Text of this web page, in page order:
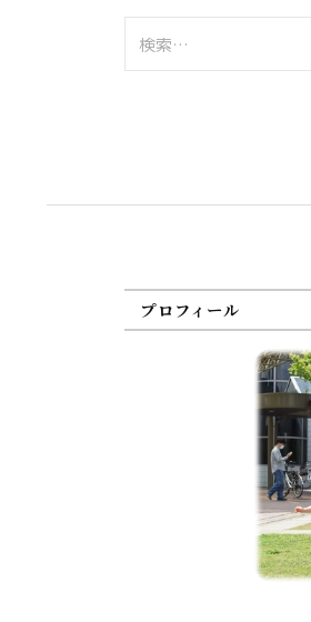
索:
プロフィール